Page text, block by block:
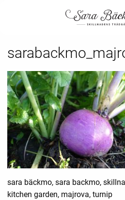
sara bäckmo, sara backmo,
kitchen garden, majrova, turnip